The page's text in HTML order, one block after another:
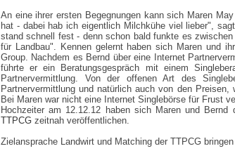
An eine ihrer ersten Begegnungen kann sich Maren
hat - dabei hab ich eigentlich Milchkühe viel lieber",
stand schnell fest - denn schon bald funkte es
für Landbau". Kennen gelernt haben sich Maren und
Group. Nachdem es Bernd über eine Internet
führte er ein Beratungsgespräch mit einem
Partnervermittlung. Von der offenen Art des
Partnervermittlung und natürlich auch von den
Bei Maren war nicht eine Internet Singlebörse für Frust
Hochzeiter am 12.12.12 haben sich Maren und
TTPCG zeitnah veröffentlichen.
Zielansprache Landwirt und Matching der TTPCG